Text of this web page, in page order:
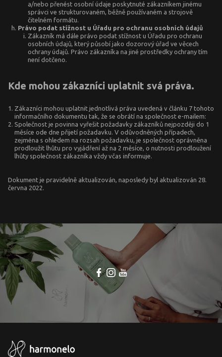
a/nebo přenést osobní údaje poskytnuté zákazníkem jinému
správci ve strukturovaném, běžně používaném a strojově
čitelném formátu.
Právo podat stížnost u Úřadu pro ochranu osobních údajů
Zákazník má dále právo podat stížnost u Úřadu pro ochranu
osobních údajů, který působí jako dozorový úřad ve věcech
ochrany údajů. Právo zákazníka na jiné prostředky ochrany tím
není dotčeno.
Kde mohou zákazníci uplatnit svá práva.
Zákazníci mohou uplatnit jednotlivá práva uvedená v článku 7 tohoto
informačního dokumentu tak, že se obrátí na společnost e-mailem:
Společnost je povinna vyřešit požadavky zákazníků nejpozději do 1
měsíce ode dne přijetí požadavku. V odůvodněných případech,
zejména s ohledem na rozsah požadavku, je společnost oprávněna
prodloužit lhůtu pro vyjádření až na 2 měsíce, o nutnosti prodloužení
lhůty společnost zákazníka vždy včas informuje.
Dokument je pravidelně aktualizován, naposledy byl aktualizován 28.
června 2022.